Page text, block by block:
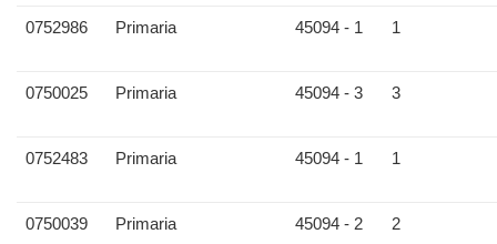
0752986 Primaria 45094 - 1 1
0750025 Primaria 45094 - 3 3
0752483 Primaria 45094 - 1 1
0750039 Primaria 45094 - 2 2